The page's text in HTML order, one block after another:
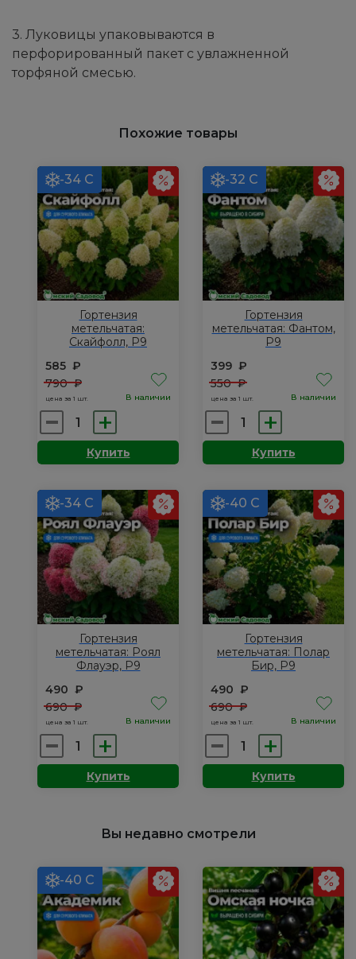
3. Луковицы упаковываются в
перфорированный пакет с увлажненной
торфяной смесью.
Похожие товары
-34 С
Гортензия
метельчатая:
Скайфолл, Р9
585 ₽
790₽
цена за 1 шт. В наличии
Количество
товара
Гортензия
Скайфолл,
Р9
Купить
-32 С
Гортензия
метельчатая: Фантом,
Р9
399 ₽
550₽
цена за 1 шт. В наличии
Количество
товара
Гортензия
Фантом,
Р9
Купить
-34 С
Гортензия
метельчатая: Роял
Флауэр, Р9
490 ₽
690₽
цена за 1 шт. В наличии
Количество
товара
ГортензияКупить
-40 С
Гортензия
метельчатая: Полар
Бир, Р9
490 ₽
690₽
цена за 1 шт. В наличии
Количество
товара
Гортензия
Бир,
Купить
Вы недавно смотрели
-40 С